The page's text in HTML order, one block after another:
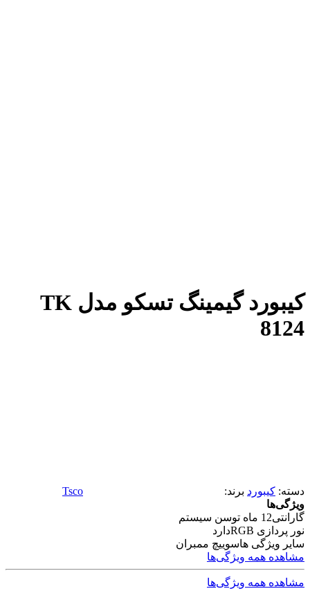
کیبورد گیمینگ تسکو مدل TK
8124
دسته: کیبورد برند:
Tsco
ویژگی‌ها
گارانتی12 ماه توسن سیستم
نور پردازی RGB
دارد
سایر ویژگی هاسوییچ ممبران
مشاهده همه ویژگی‌ها
مشاهده همه ویژگی‌ها